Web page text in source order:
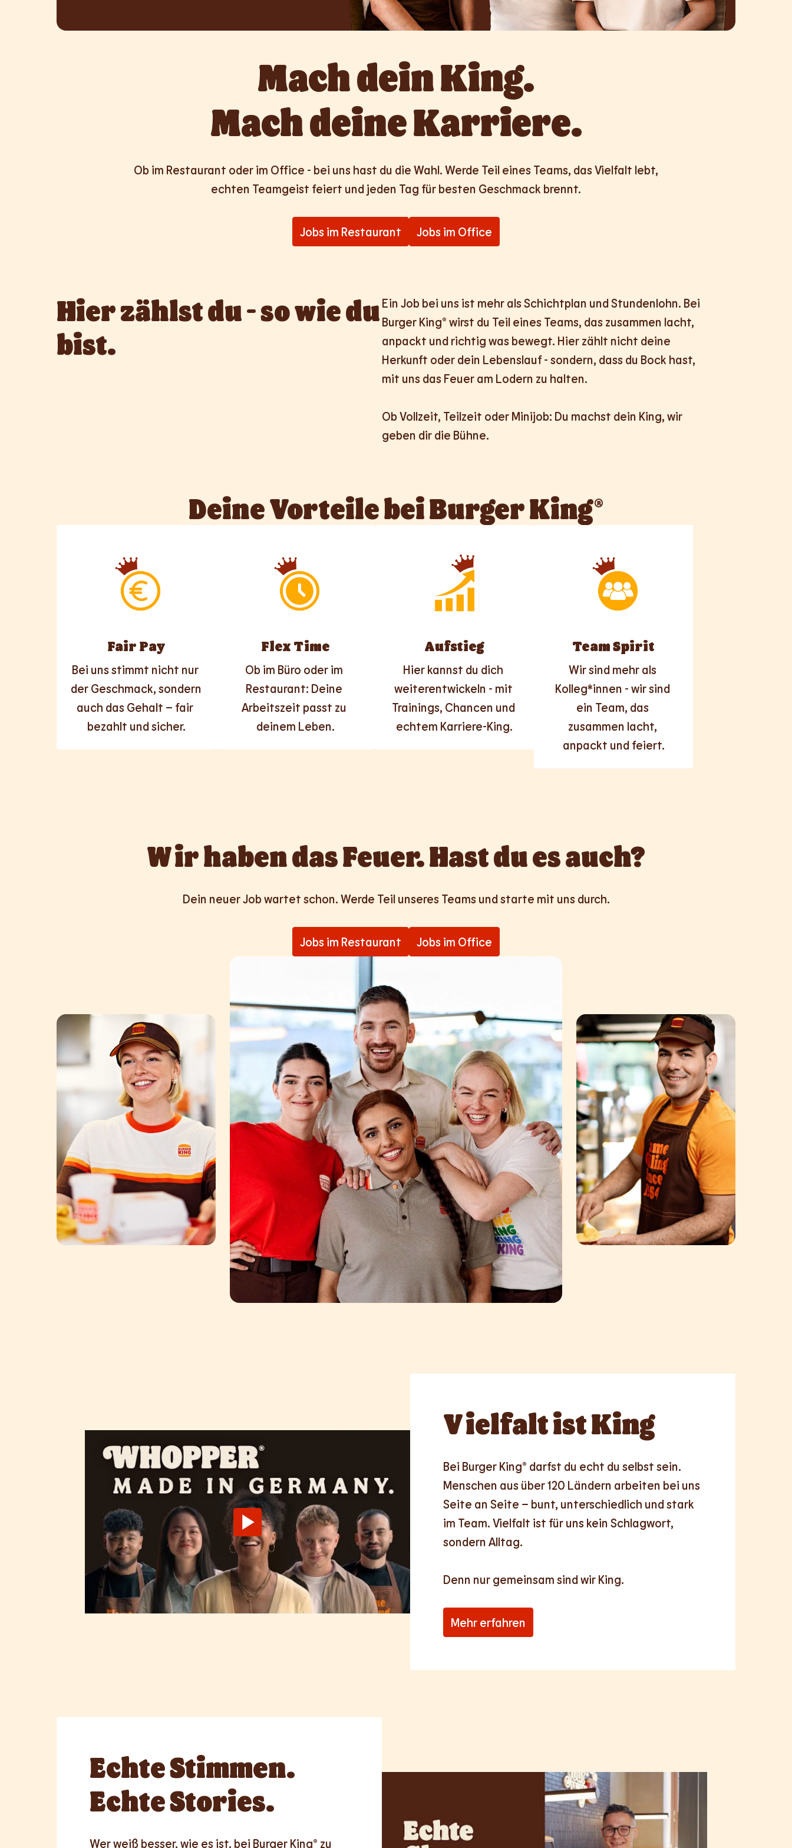
Mach dein King.
Mach deine Karriere.
Ob im Restaurant oder im Office - bei uns hast du die Wahl. Werde Teil eines Teams, das Vielfalt lebt,
echten Teamgeist feiert und jeden Tag für besten Geschmack brennt.
Jobs im Restaurant Jobs im Office
Hier zählst du - so wie du
bist.
Ein Job bei uns ist mehr als Schichtplan und Stundenlohn. Bei
Burger King® wirst du Teil eines Teams, das zusammen lacht,
anpackt und richtig was bewegt. Hier zählt nicht deine
Herkunft oder dein Lebenslauf - sondern, dass du Bock hast,
mit uns das Feuer am Lodern zu halten.
Ob Vollzeit, Teilzeit oder Minijob: Du machst dein King, wir
geben dir die Bühne.
Deine Vorteile bei Burger King®
Fair Pay
Bei uns stimmt nicht nur
der Geschmack, sondern
auch das Gehalt – fair
bezahlt und sicher.
Flex Time
Ob im Büro oder im
Restaurant: Deine
Arbeitszeit passt zu
deinem Leben.
Aufstieg
Hier kannst du dich
weiterentwickeln - mit
Trainings, Chancen und
echtem Karriere-King.
Team Spirit
Wir sind mehr als
Kolleg*innen - wir sind
ein Team, das
zusammen lacht,
anpackt und feiert.
Wir haben das Feuer. Hast du es auch?
Dein neuer Job wartet schon. Werde Teil unseres Teams und starte mit uns durch.
Jobs im Restaurant Jobs im Office
Vielfaltist King
Bei Burger King® darfst du echt du selbst sein.
Menschen aus über 120 Ländern arbeiten bei uns
Seite an Seite – bunt, unterschiedlich und stark
im Team. Vielfalt ist für uns kein Schlagwort,
sondern Alltag.
Denn nur gemeinsam sind wir King.
Mehr erfahren
EchteStimmen.
Echte Stories.
Wer weiß besser, wie es ist, bei Burger King® zu